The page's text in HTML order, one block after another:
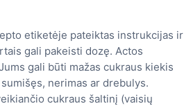
etiketėje pateiktas instrukcijas ir
gali pakeisti dozę. Actos
gali būti mažas cukraus kiekis
nerimas ar drebulys.
cukraus šaltinį (vaisių